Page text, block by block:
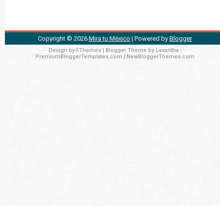
Copyright © 2026 Mira tu México | Powered by Blogger
Design by FThemes| Blogger Theme by Lasantha -
PremiumBloggerTemplates.com
NewBloggerThemes.com